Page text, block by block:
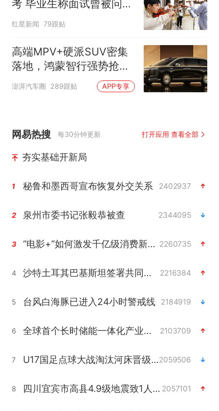
考 毕业生称面试曾被问
“如何策划晚会” 专家：遏
红星新闻 79跟贴
高端MPV+硬派SUV密集
落地，鸿蒙智行强势抢占
自主高端市场制高点
澎湃汽车圈 289跟贴 APP专享
网易热搜 每30分钟更新 打开应用 查看全部
夯实基础开新局
1 秘鲁和墨西哥宣布恢复外交关系 2402937
2 泉州市委书记张毅恭被查 2344095
3 “电影+”如何激发千亿级消费新活力？ 2260735
4 沙特土耳其巴基斯坦签署共同防务协议 2216384
5 台风白海豚已进入24小时警戒线 2184919
6 全球首个长时储能一体化产业园量产 2103709
7 U17国足点球大战淘汰河床晋级决赛2059506
8 四川宜宾市高县4.9级地震致1人死亡 2057101